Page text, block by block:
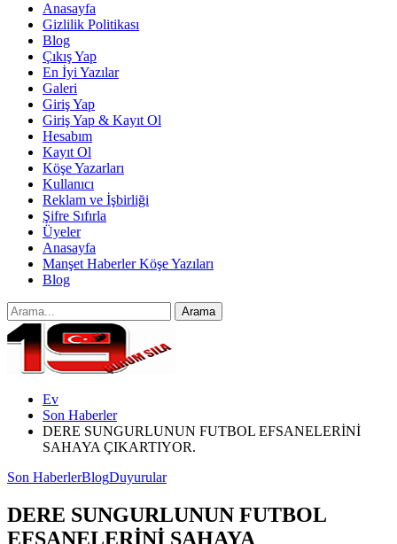
Anasayfa
Gizlilik Politikası
Blog
Çıkış Yap
En İyi Yazılar
Galeri
Giriş Yap
Giriş Yap & Kayıt Ol
Hesabım
Kayıt Ol
Köşe Yazarları
Kullanıcı
Reklam ve İşbirliği
Şifre Sıfırla
Üyeler
Anasayfa
Manşet Haberler Köşe Yazıları
Blog
Ev
Son Haberler
DERE SUNGURLUNUN FUTBOL EFSANELERİNİ
SAHAYA ÇIKARTIYOR.
Son HaberlerBlogDuyurular
DERE SUNGURLUNUN FUTBOL
EFSANELERİNİ SAHAYA